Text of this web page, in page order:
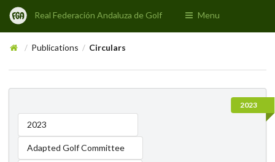
Real Federación Andaluza de Golf Menu
/ Publications / Circulars
2023
2023
Adapted Golf Committee